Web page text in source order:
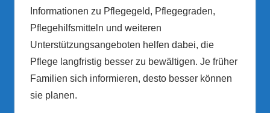
Informationen zu Pflegegeld, Pflegegraden,
Pflegehilfsmitteln und weiteren
Unterstützungsangeboten helfen dabei, die
Pflege langfristig besser zu bewältigen. Je früher
Familien sich informieren, desto besser können
sie planen.